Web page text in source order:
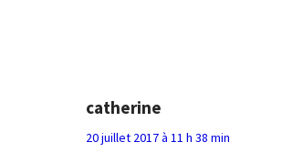
catherine
20 juillet 2017 à 11 h 38 min